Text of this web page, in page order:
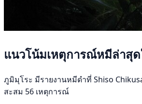
แนวโน้มเหตุการณ์หมีล่าสุ
ภูมิมุโระ มีรายงานหมีดำที่ Shiso
สะสม 56 เหตุการณ์